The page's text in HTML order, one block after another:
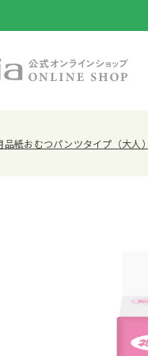
品紙おむつパンツタイプ（大人）